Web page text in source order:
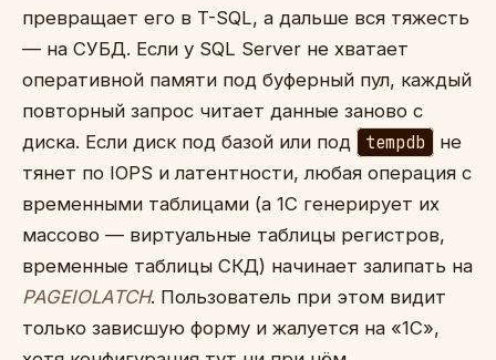
превращает его в T-SQL, а дальше вся тяжесть
— на СУБД. Если у SQL Server не хватает
оперативной памяти под буферный пул, каждый
повторный запрос читает данные заново с
диска. Если диск под базой или под
tempdb
не
тянет по IOPS и латентности, любая операция с
временными таблицами (а 1С генерирует их
массово — виртуальные таблицы регистров,
временные таблицы СКД) начинает залипать на
PAGEIOLATCH. Пользователь при этом видит
только зависшую форму и жалуется на «1С»,